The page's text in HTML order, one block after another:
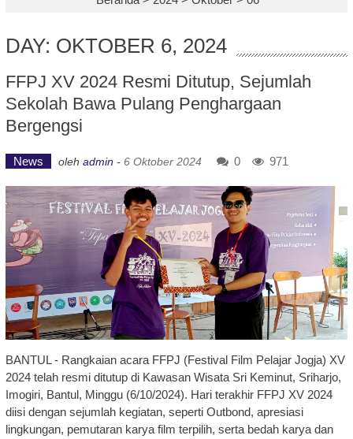
DAY: OKTOBER 6, 2024
FFPJ XV 2024 Resmi Ditutup, Sejumlah
Sekolah Bawa Pulang Penghargaan
Bergengsi
News oleh admin - 6 Oktober 2024 0 971
BANTUL - Rangkaian acara FFPJ (Festival Film Pelajar Jogja) XV
2024 telah resmi ditutup di Kawasan Wisata Sri Keminut, Sriharjo,
Imogiri, Bantul, Minggu (6/10/2024). Hari terakhir FFPJ XV 2024
diisi dengan sejumlah kegiatan, seperti Outbond, apresiasi
lingkungan, pemutaran karya film terpilih, serta bedah karya dan